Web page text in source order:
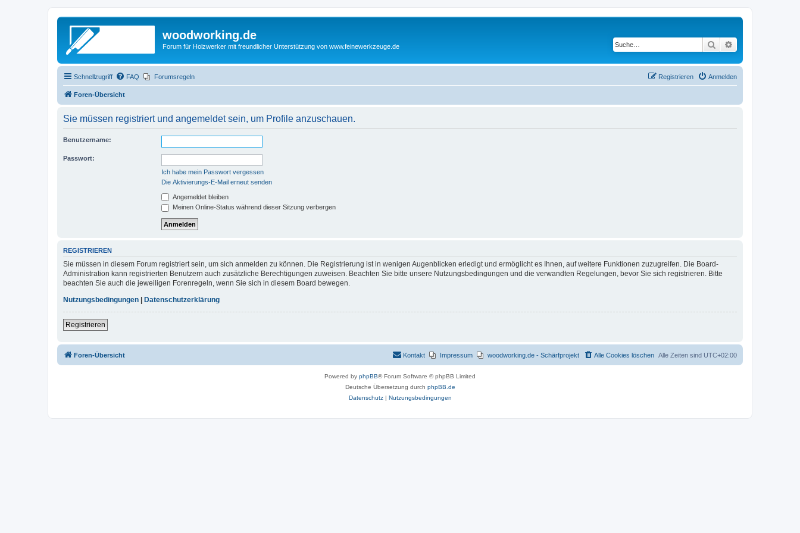
woodworking.de
Forum für Holzwerker mit freundlicher Unterstützung von www.feinewerkzeuge.de Suche
Schnellzugriff FAQ Forumsregeln Anmelden
Registrieren
Foren-Übersicht
Sie müssen registriert und angemeldet sein, um Profile anzuschauen.
Benutzername:
Passwort:
Ich habe mein Passwort vergessen
Die Aktivierungs-E-Mail erneut senden
Angemeldet bleiben
Meinen Online-Status während dieser Sitzung verbergen
REGISTRIEREN
Sie müssen in diesem Forum registriert sein, um sich anmelden zu können. Die Registrierung ist in wenigen Augenblicken erledigt und ermöglicht es Ihnen, auf weitere Funktionen zuzugreifen. Die Board-
Administration kann registrierten Benutzern auch zusätzliche Berechtigungen zuweisen. Beachten Sie bitte unsere Nutzungsbedingungen und die verwandten Regelungen, bevor Sie sich registrieren. Bitte
beachten Sie auch die jeweiligen Forenregeln, wenn Sie sich in diesem Board bewegen.
Nutzungsbedingungen
Datenschutzerklärung
Registrieren
Foren-Übersicht Alle Zeiten sind UTC+02:00
Alle Cookies löschen
woodworking.de - Schärfprojekt
Impressum
Kontakt
Powered by phpBB® Forum Software © phpBB Limited
Deutsche Übersetzung durch phpBB.de
Datenschutz| Nutzungsbedingungen